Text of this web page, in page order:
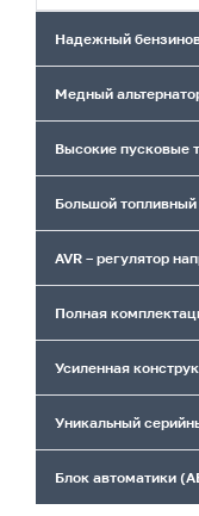
Надежный
Медный
Высокие пусковые
Большой
AVR – регулятор
Полная
Усиленная
Уникальный
Блок автоматики